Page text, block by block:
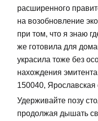
расширенного
на возобновление
при том, что я знаю
же готовила для
украсила тоже без
нахождения
150040, Ярославская
Удерживайте позу
продолжая дышать